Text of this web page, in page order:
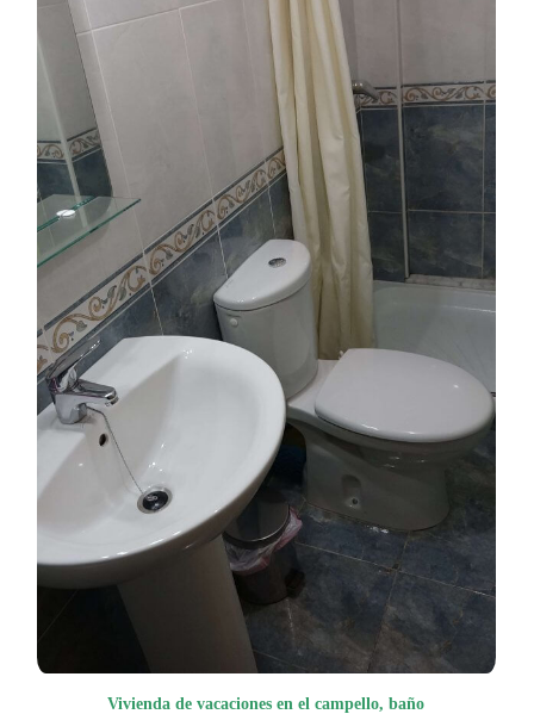
Vivienda de vacaciones en el campello, baño